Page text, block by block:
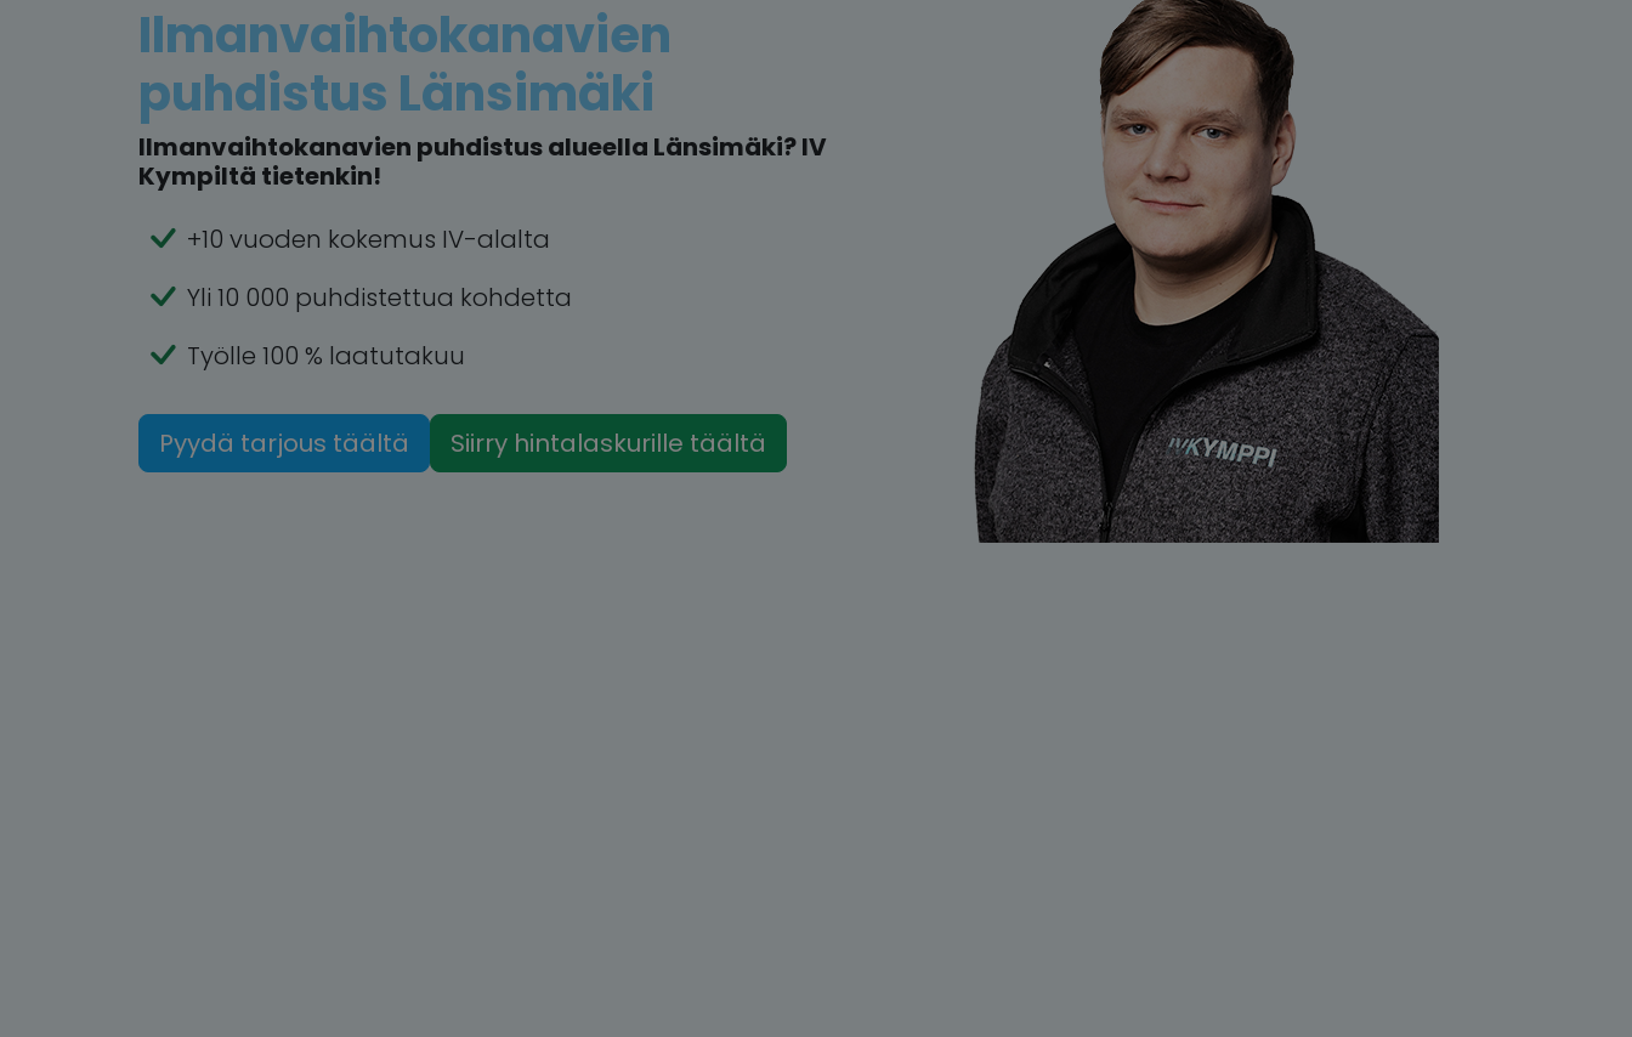
Ilmanvaihtokanavien
puhdistus Länsimäki
Ilmanvaihtokanavien puhdistus alueella Länsimäki? IV
Kympiltä tietenkin!
+10 vuoden kokemus IV-alalta
Yli 10 000 puhdistettua kohdetta
Työlle 100 % laatutakuu
Pyydä tarjous täältä Siirry hintalaskurille täältä